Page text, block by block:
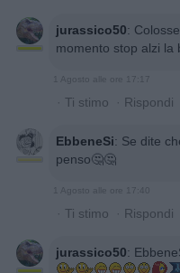
jurassico50:
momento stop alzi la
1 Agosto alle ore 17:17
· Ti stimo · Rispondi
EbbeneSi: Se dite
penso🤔🤔
1 Agosto alle ore 17:40
· Ti stimo · Rispondi
jurassico50: